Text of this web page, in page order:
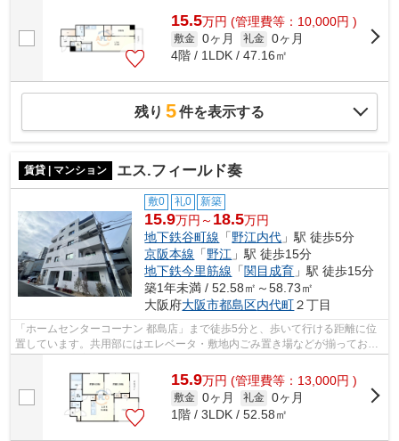
15.5万円 (管理費等：10,000円 )
敷金 0ヶ月 礼金 0ヶ月
4階 / 1LDK / 47.16㎡
残り 5件を表示する
賃貸 | マンション エス.フィールド奏
敷0 礼0 新築
15.9万円～ 18.5万円
地下鉄谷町線 「野江内代 」駅 徒歩5分
京阪本線 「野江 」駅 徒歩15分
地下鉄今里筋線 「関目成育 」駅 徒歩15分
築1年未満 / 52.58㎡～58.73㎡
大阪府大阪市都島区内代町２丁目
「ホームセンターコーナン 都島店」まで徒歩5分と、歩いて行ける距離に位
置しています。共用部にはエレベータ・敷地内ごみ置き場などが揃ってお
り、とても充実しています。令和8年築で...
15.9万円 (管理費等：13,000円 )
敷金 0ヶ月 礼金 0ヶ月
1階 / 3LDK / 52.58㎡